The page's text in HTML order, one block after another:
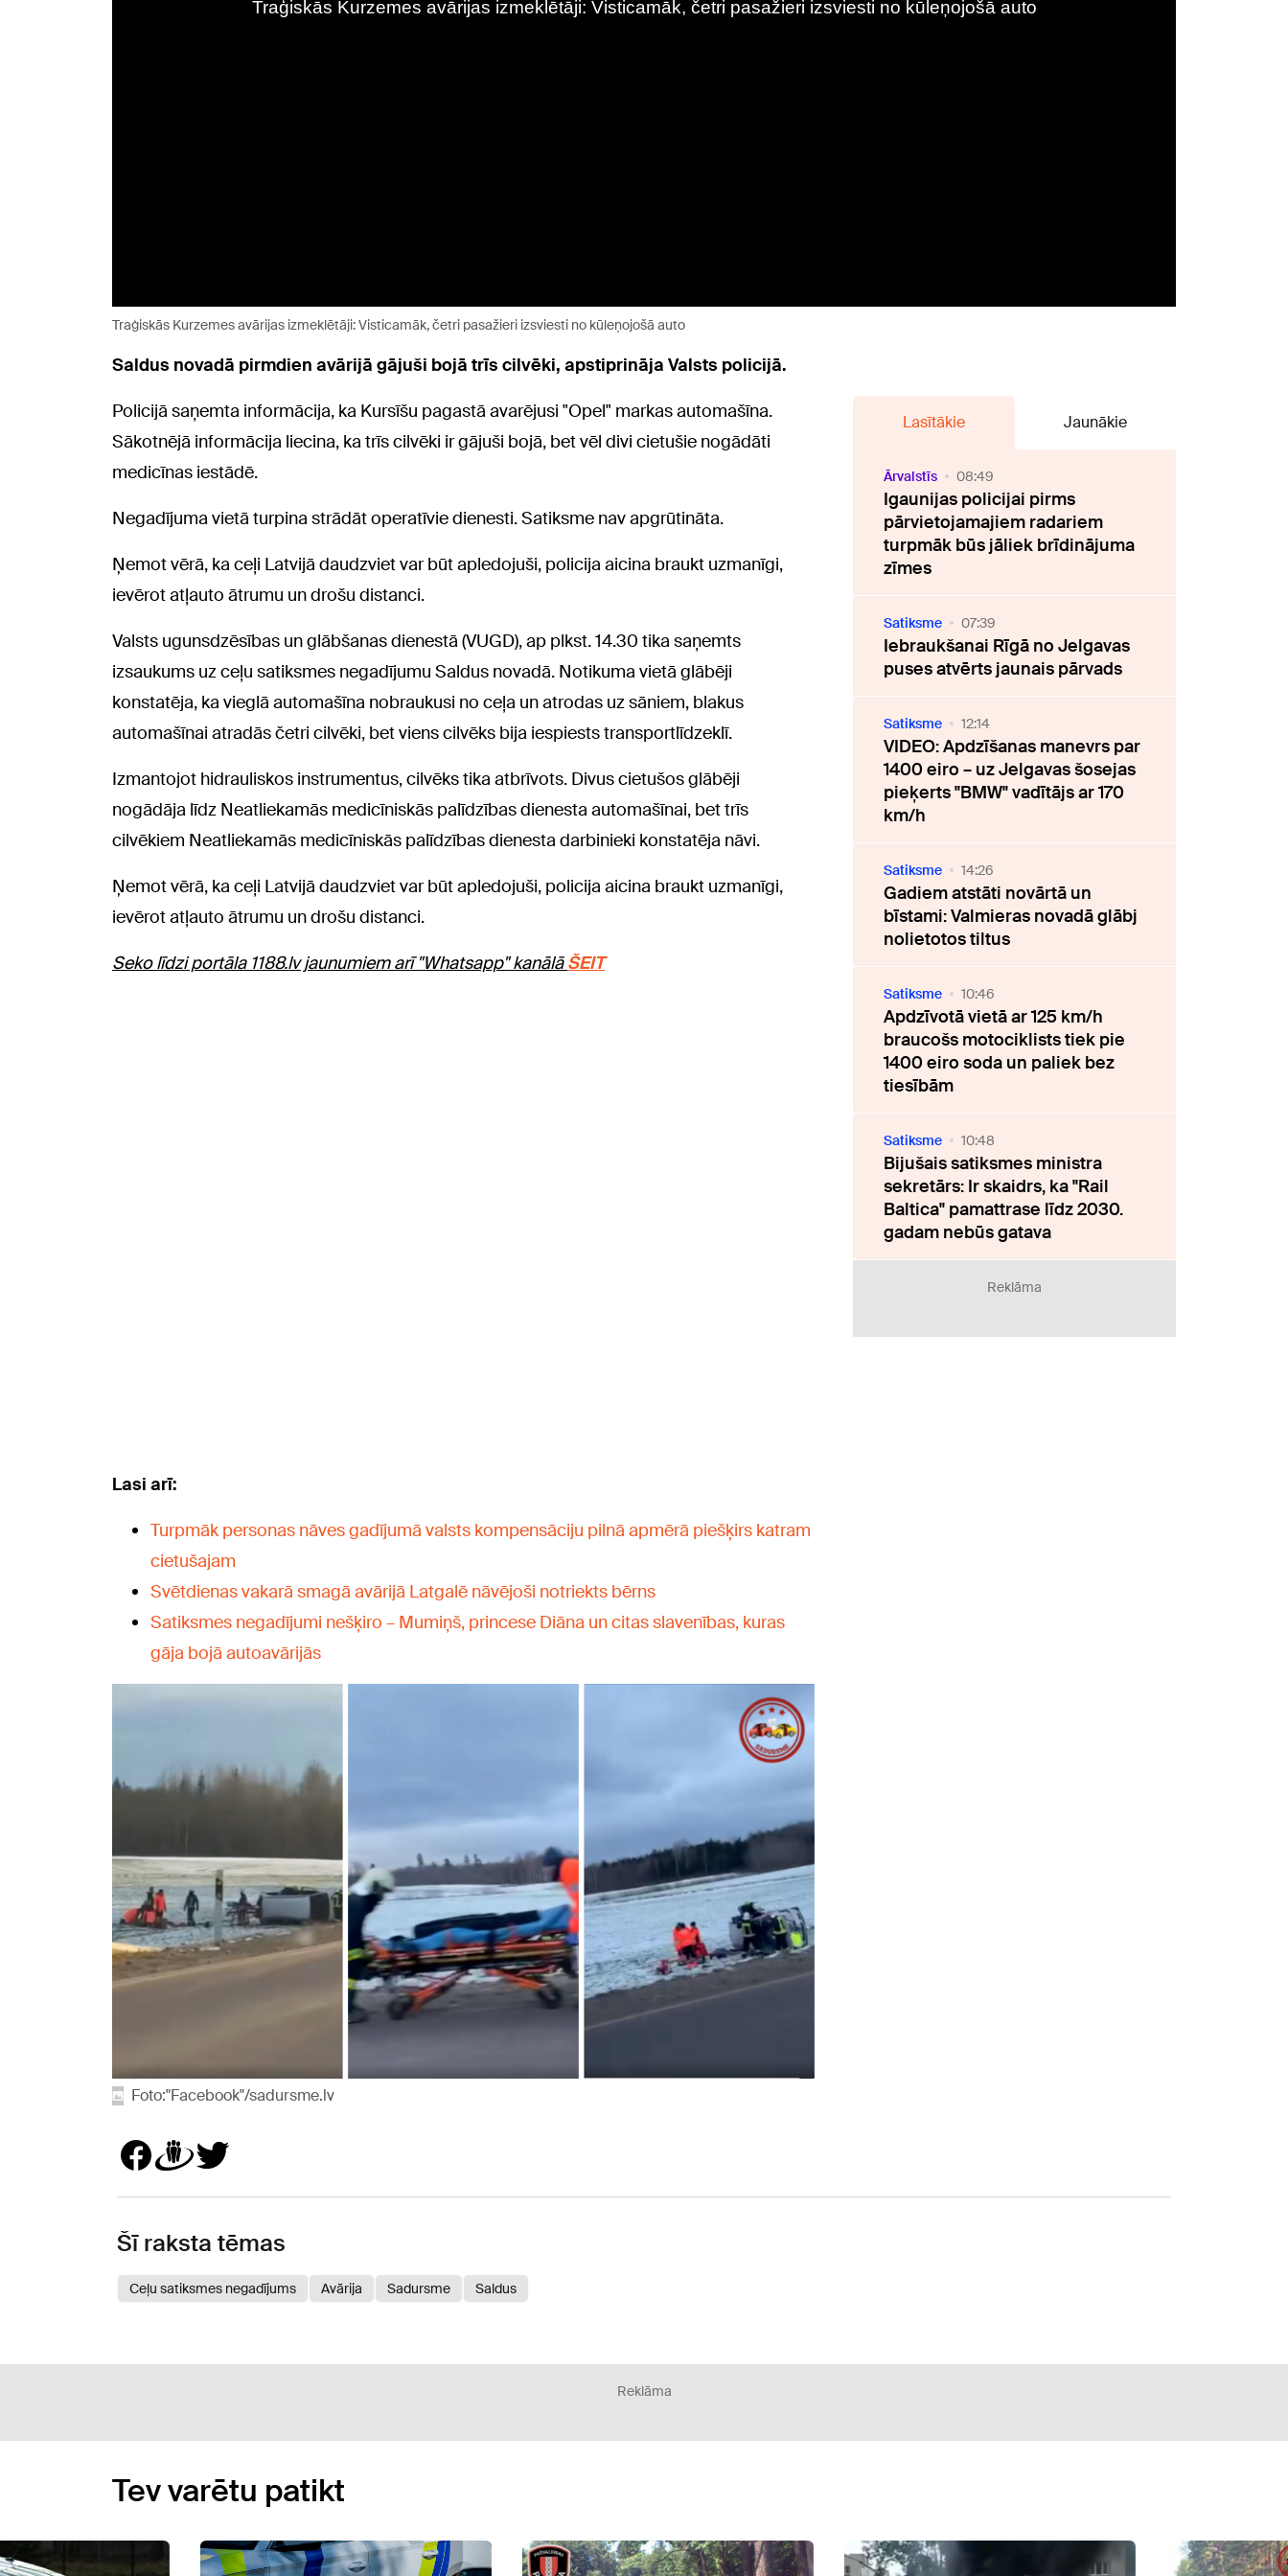
Traģiskās Kurzemes avārijas izmeklētāji: Visticamāk, četri pasažieri izsviesti no kūleņojošā auto
Saldus novadā pirmdien avārijā gājuši bojā trīs cilvēki, apstiprināja Valsts policijā.
Policijā saņemta informācija, ka Kursīšu pagastā avarējusi "Opel" markas automašīna.
Sākotnējā informācija liecina, ka trīs cilvēki ir gājuši bojā, bet vēl divi cietušie nogādāti
medicīnas iestādē.
Negadījuma vietā turpina strādāt operatīvie dienesti. Satiksme nav apgrūtināta.
Ņemot vērā, ka ceļi Latvijā daudzviet var būt apledojuši, policija aicina braukt uzmanīgi,
ievērot atļauto ātrumu un drošu distanci.
Valsts ugunsdzēsības un glābšanas dienestā (VUGD), ap plkst. 14.30 tika saņemts
izsaukums uz ceļu satiksmes negadījumu Saldus novadā. Notikuma vietā glābēji
konstatēja, ka vieglā automašīna nobraukusi no ceļa un atrodas uz sāniem, blakus
automašīnai atradās četri cilvēki, bet viens cilvēks bija iespiests transportlīdzeklī.
Izmantojot hidrauliskos instrumentus, cilvēks tika atbrīvots. Divus cietušos glābēji
nogādāja līdz Neatliekamās medicīniskās palīdzības dienesta automašīnai, bet trīs
cilvēkiem Neatliekamās medicīniskās palīdzības dienesta darbinieki konstatēja nāvi.
Ņemot vērā, ka ceļi Latvijā daudzviet var būt apledojuši, policija aicina braukt uzmanīgi,
ievērot atļauto ātrumu un drošu distanci.
Seko līdzi portāla 1188.lv jaunumiem arī "Whatsapp" kanālāŠEIT
Lasi arī:
Turpmāk personas nāves gadījumā valsts kompensāciju pilnā apmērā piešķirs katram
cietušajam
Svētdienas vakarā smagā avārijā Latgalē nāvējoši notriekts bērns
Satiksmes negadījumi nešķiro – Mumiņš, princese Diāna un citas slavenības, kuras
gāja bojā autoavārijās
Foto:"Facebook"/sadursme.lv
Lasītākie Jaunākie
Ārvalstīs 08:49
Igaunijas policijai pirms
pārvietojamajiem radariem
turpmāk būs jāliek brīdinājuma
zīmes
Satiksme 07:39
Iebraukšanai Rīgā no Jelgavas
puses atvērts jaunais pārvads
Satiksme 12:14
VIDEO: Apdzīšanas manevrs par
1400 eiro – uz Jelgavas šosejas
pieķerts "BMW" vadītājs ar 170
km/h
Satiksme 14:26
Gadiem atstāti novārtā un
bīstami: Valmieras novadā glābj
nolietotos tiltus
Satiksme 10:46
Apdzīvotā vietā ar 125 km/h
braucošs motociklists tiek pie
1400 eiro soda un paliek bez
tiesībām
Satiksme 10:48
Bijušais satiksmes ministra
sekretārs: Ir skaidrs, ka "Rail
Baltica" pamattrase līdz 2030.
gadam nebūs gatava
Reklāma
Šī raksta tēmas
Ceļu satiksmes negadījums Avārija Sadursme Saldus
Reklāma
Tev varētu patikt